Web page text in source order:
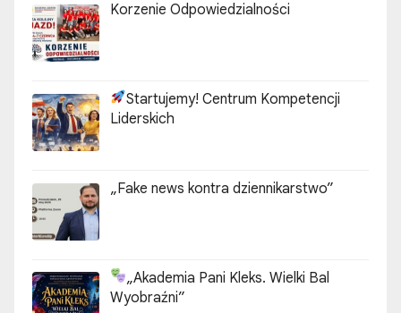
Korzenie Odpowiedzialności
Startujemy! Centrum Kompetencji
Liderskich
„Fake news kontra dziennikarstwo”
„Akademia Pani Kleks. Wielki Bal
Wyobraźni”